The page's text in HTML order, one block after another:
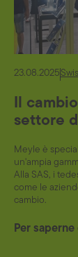
23.08.2025
Il
settore
Meyle è
un'ampia
Alla SAS, i
come le
cambio.
Per